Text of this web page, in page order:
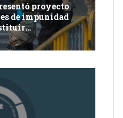
proyecto
de impunidad
ordinaria